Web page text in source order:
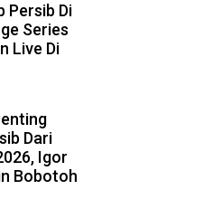
Persib Di
Series
Live Di
Dari
Igor
Bobotoh